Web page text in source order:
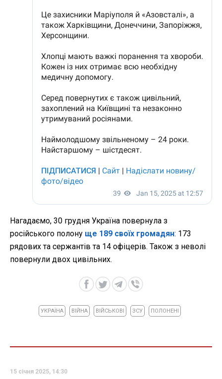
Нагадаємо, 30 грудня Україна повернула з
російського полону ще 189 своїх громадян: 173
рядових та сержантів та 14 офіцерів. Також з неволі
повернули двох цивільних.
УКРАЇНА ВІЙНА ВІЙСЬКОВІ ЗСУ ПОЛОНЕНІ
15 січня 2025, 14:30